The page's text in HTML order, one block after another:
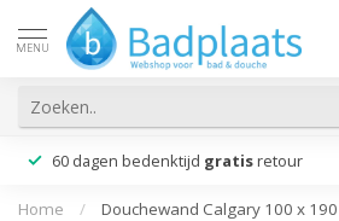
MENU
60 dagen bedenktijd gratis retour
Home /
Douchewand Calgary 100 x